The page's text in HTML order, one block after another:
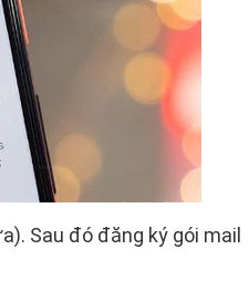
Sau đó đăng ký gói mail